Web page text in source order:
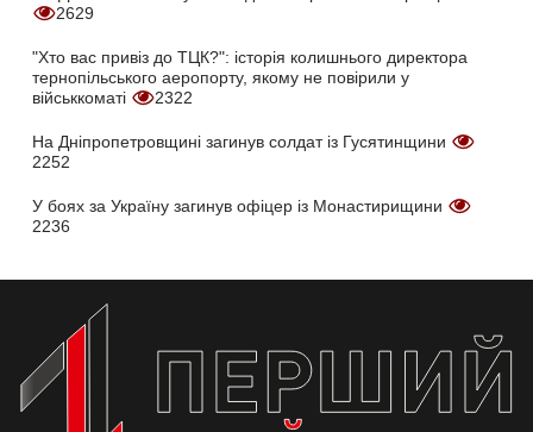
2629
"Хто вас привіз до ТЦК?": історія колишнього директора
тернопільського аеропорту, якому не повірили у
військкоматі
2322
На Дніпропетровщині загинув солдат із Гусятинщини
2252
У боях за Україну загинув офіцер із Монастирищини
2236